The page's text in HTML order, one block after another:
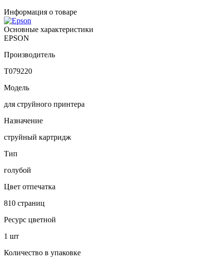
Информация о товаре
Основные характеристики
EPSON
Производитель
T079220
Модель
для струйного принтера
Назначение
струйный картридж
Тип
голубой
Цвет отпечатка
810 страниц
Ресурс цветной
1 шт
Количество в упаковке